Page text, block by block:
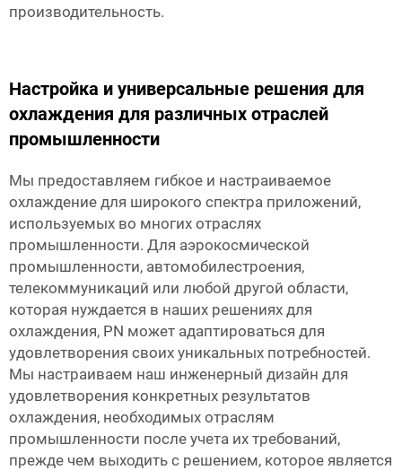
производительность.
Настройка и универсальные решения для
охлаждения для различных отраслей
промышленности
Мы предоставляем гибкое и настраиваемое
охлаждение для широкого спектра приложений,
используемых во многих отраслях
промышленности. Для аэрокосмической
промышленности, автомобилестроения,
телекоммуникаций или любой другой области,
которая нуждается в наших решениях для
охлаждения, PN может адаптироваться для
удовлетворения своих уникальных потребностей.
Мы настраиваем наш инженерный дизайн для
удовлетворения конкретных результатов
охлаждения, необходимых отраслям
промышленности после учета их требований,
прежде чем выходить с решением, которое является